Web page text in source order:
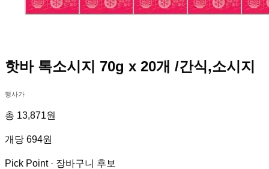
핫바 톡소시지 70g x 20개 /간식,소시지
행사가
총 13,871원
개당 694원
Pick Point · 장바구니 후보